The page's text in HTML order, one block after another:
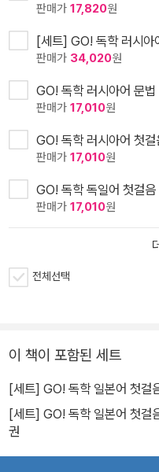
판매가 17,820원
[세트] GO! 독학 러시
판매가 34,020원
GO! 독학 러시아어 문
판매가 17,010원
GO! 독학 러시아어 첫
판매가 17,010원
GO! 독학 독일어 첫걸
판매가 17,010원
전체선택
이 책이 포함된 세트
[세트] GO! 독학 일본어 첫걸
[세트] GO! 독학 일본어 첫
권